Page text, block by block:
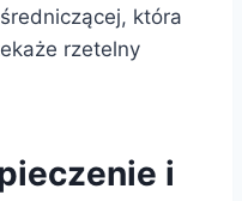
która
rzetelny
i